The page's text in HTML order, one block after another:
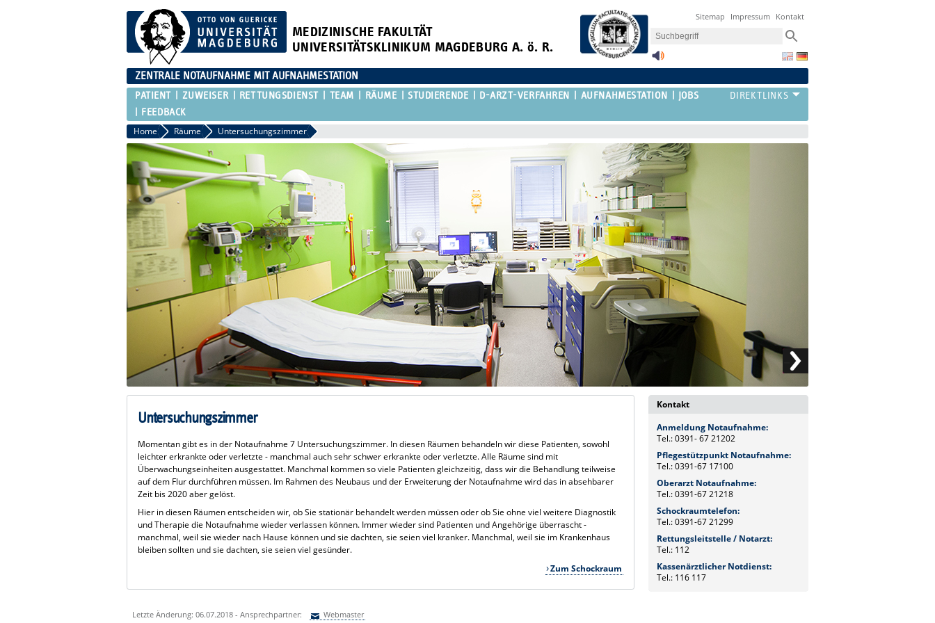
MEDIZINISCHE FAKULTÄT
UNIVERSITÄTSKLINIKUM MAGDEBURG A. ö. R.
Sitemap Impressum Kontakt
ZENTRALE NOTAUFNAHME MIT AUFNAHMESTATION
PATIENT ZUWEISER RETTUNGSDIENST TEAM RÄUME STUDIERENDE D-ARZT-VERFAHREN AUFNAHMESTATION
JOBS
FEEDBACK
Home Räume Untersuchungszimmer
Untersuchungszimmer
Momentan gibt es in der Notaufnahme 7 Untersuchungszimmer. In diesen Räumen behandeln wir diese Patienten, sowohl
leichter erkrankte oder verletzte - manchmal auch sehr schwer erkrankte oder verletzte. Alle Räume sind mit
Überwachungseinheiten ausgestattet. Manchmal kommen so viele Patienten gleichzeitig, dass wir die Behandlung teilweise
auf dem Flur durchführen müssen. Im Rahmen des Neubaus und der Erweiterung der Notaufnahme wird das in absehbarer
Zeit bis 2020 aber gelöst.
Hier in diesen Räumen entscheiden wir, ob Sie stationär behandelt werden müssen oder ob Sie ohne viel weitere Diagnostik
und Therapie die Notaufnahme wieder verlassen können. Immer wieder sind Patienten und Angehörige überrascht -
manchmal, weil sie wieder nach Hause können und sie dachten, sie seien viel kranker. Manchmal, weil sie im Krankenhaus
bleiben sollten und sie dachten, sie seien viel gesünder.
Zum Schockraum
Kontakt
Anmeldung Notaufnahme:
Tel.: 0391- 67 21202
Pflegestützpunkt Notaufnahme:
Tel.: 0391-67 17100
Oberarzt Notaufnahme:
Tel.: 0391-67 21218
Schockraumtelefon:
Tel.: 0391-67 21299
Rettungsleitstelle / Notarzt:
Tel.: 112
Kassenärztlicher Notdienst:
Tel.: 116 117
Letzte Änderung: 06.07.2018 - Ansprechpartner: Webmaster